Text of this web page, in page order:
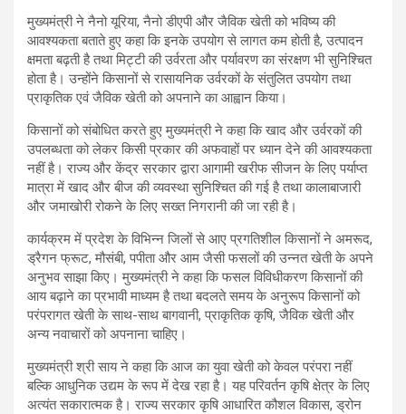
मुख्यमंत्री ने नैनो यूरिया, नैनो डीएपी और जैविक खेती को भविष्य की
आवश्यकता बताते हुए कहा कि इनके उपयोग से लागत कम होती है, उत्पादन
क्षमता बढ़ती है तथा मिट्टी की उर्वरता और पर्यावरण का संरक्षण भी सुनिश्चित
होता है। उन्होंने किसानों से रासायनिक उर्वरकों के संतुलित उपयोग तथा
प्राकृतिक एवं जैविक खेती को अपनाने का आह्वान किया।
किसानों को संबोधित करते हुए मुख्यमंत्री ने कहा कि खाद और उर्वरकों की
उपलब्धता को लेकर किसी प्रकार की अफवाहों पर ध्यान देने की आवश्यकता
नहीं है। राज्य और केंद्र सरकार द्वारा आगामी खरीफ सीजन के लिए पर्याप्त
मात्रा में खाद और बीज की व्यवस्था सुनिश्चित की गई है तथा कालाबाजारी
और जमाखोरी रोकने के लिए सख्त निगरानी की जा रही है।
कार्यक्रम में प्रदेश के विभिन्न जिलों से आए प्रगतिशील किसानों ने अमरूद,
ड्रैगन फ्रूट, मौसंबी, पपीता और आम जैसी फसलों की उन्नत खेती के अपने
अनुभव साझा किए। मुख्यमंत्री ने कहा कि फसल विविधीकरण किसानों की
आय बढ़ाने का प्रभावी माध्यम है तथा बदलते समय के अनुरूप किसानों को
परंपरागत खेती के साथ-साथ बागवानी, प्राकृतिक कृषि, जैविक खेती और
अन्य नवाचारों को अपनाना चाहिए।
मुख्यमंत्री श्री साय ने कहा कि आज का युवा खेती को केवल परंपरा नहीं
बल्कि आधुनिक उद्यम के रूप में देख रहा है। यह परिवर्तन कृषि क्षेत्र के लिए
अत्यंत सकारात्मक है। राज्य सरकार कृषि आधारित कौशल विकास, ड्रोन